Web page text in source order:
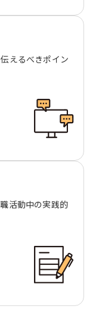
えるべきポイン
活動中の実践的